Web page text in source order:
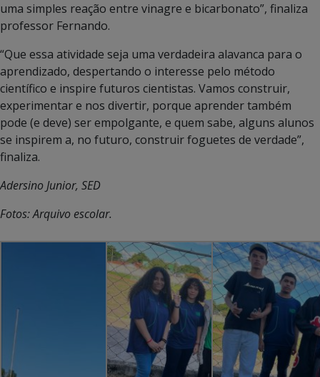
uma simples reação entre vinagre e bicarbonato”, finaliza
professor Fernando.
“Que essa atividade seja uma verdadeira alavanca para o
aprendizado, despertando o interesse pelo método
científico e inspire futuros cientistas. Vamos construir,
experimentar e nos divertir, porque aprender também
pode (e deve) ser empolgante, e quem sabe, alguns alunos
se inspirem a, no futuro, construir foguetes de verdade”,
finaliza.
Adersino Junior, SED
Fotos: Arquivo escolar.